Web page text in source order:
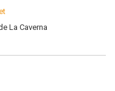
La Caverna